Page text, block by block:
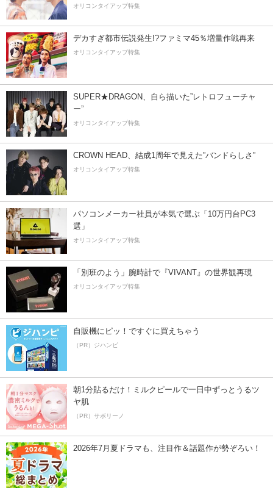
オリコンタイアップ特集
デカすぎ都市伝説発生!?ファミマ45％増量作戦再来
オリコンタイアップ特集
SUPER★DRAGON、自ら描いた”レトロフューチャ
ー”
オリコンタイアップ特集
CROWN HEAD、結成1周年で見えた”バンドらしさ”
オリコンタイアップ特集
パソコンメーカー社員が本気で選ぶ「10万円台PC3
選」
オリコンタイアップ特集
「別班のよう」腕時計で『VIVANT』の世界観再現
オリコンタイアップ特集
自販機にピッ！ですぐに買えちゃう
（PR）ジハンピ
朝1分貼るだけ！ミルクピールで一日中ずっとうるツ
ヤ肌
（PR）サボリーノ
2026年7月夏ドラマも、注目作＆話題作が勢ぞろい！